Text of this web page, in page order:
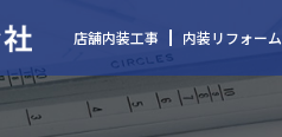
店舗内装工事 内装リフォーム